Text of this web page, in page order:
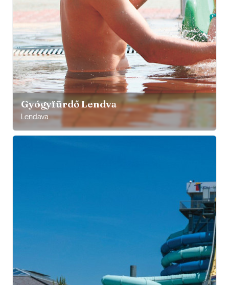
Gyógyfürdő Lendva
Lendava